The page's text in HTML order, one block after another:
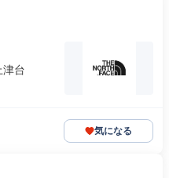
津台
気になる